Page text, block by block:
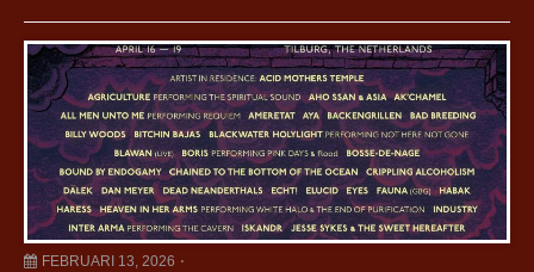
FEBRUARI 13, 2026